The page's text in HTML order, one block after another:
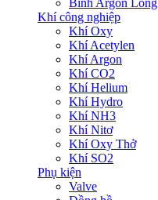
Bình Argon Lỏng
Khí công nghiệp
Khí Oxy
Khí Acetylen
Khí Argon
Khí CO2
Khí Helium
Khí Hydro
Khí NH3
Khí Nitơ
Khí Oxy Thở
Khí SO2
Phụ kiện
Valve